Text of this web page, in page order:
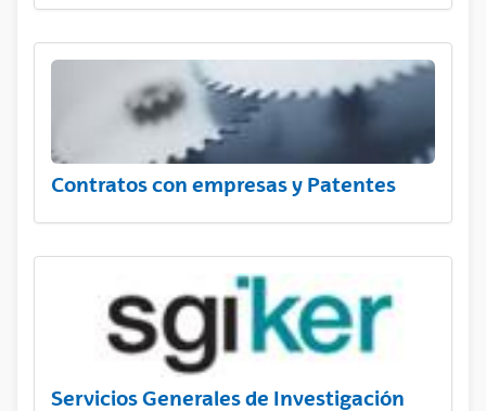
Contratos con empresas y Patentes
Servicios Generales de Investigación